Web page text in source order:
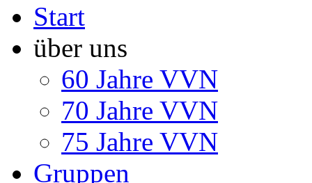
Start
über uns
60 Jahre VVN
70 Jahre VVN
75 Jahre VVN
Gruppen